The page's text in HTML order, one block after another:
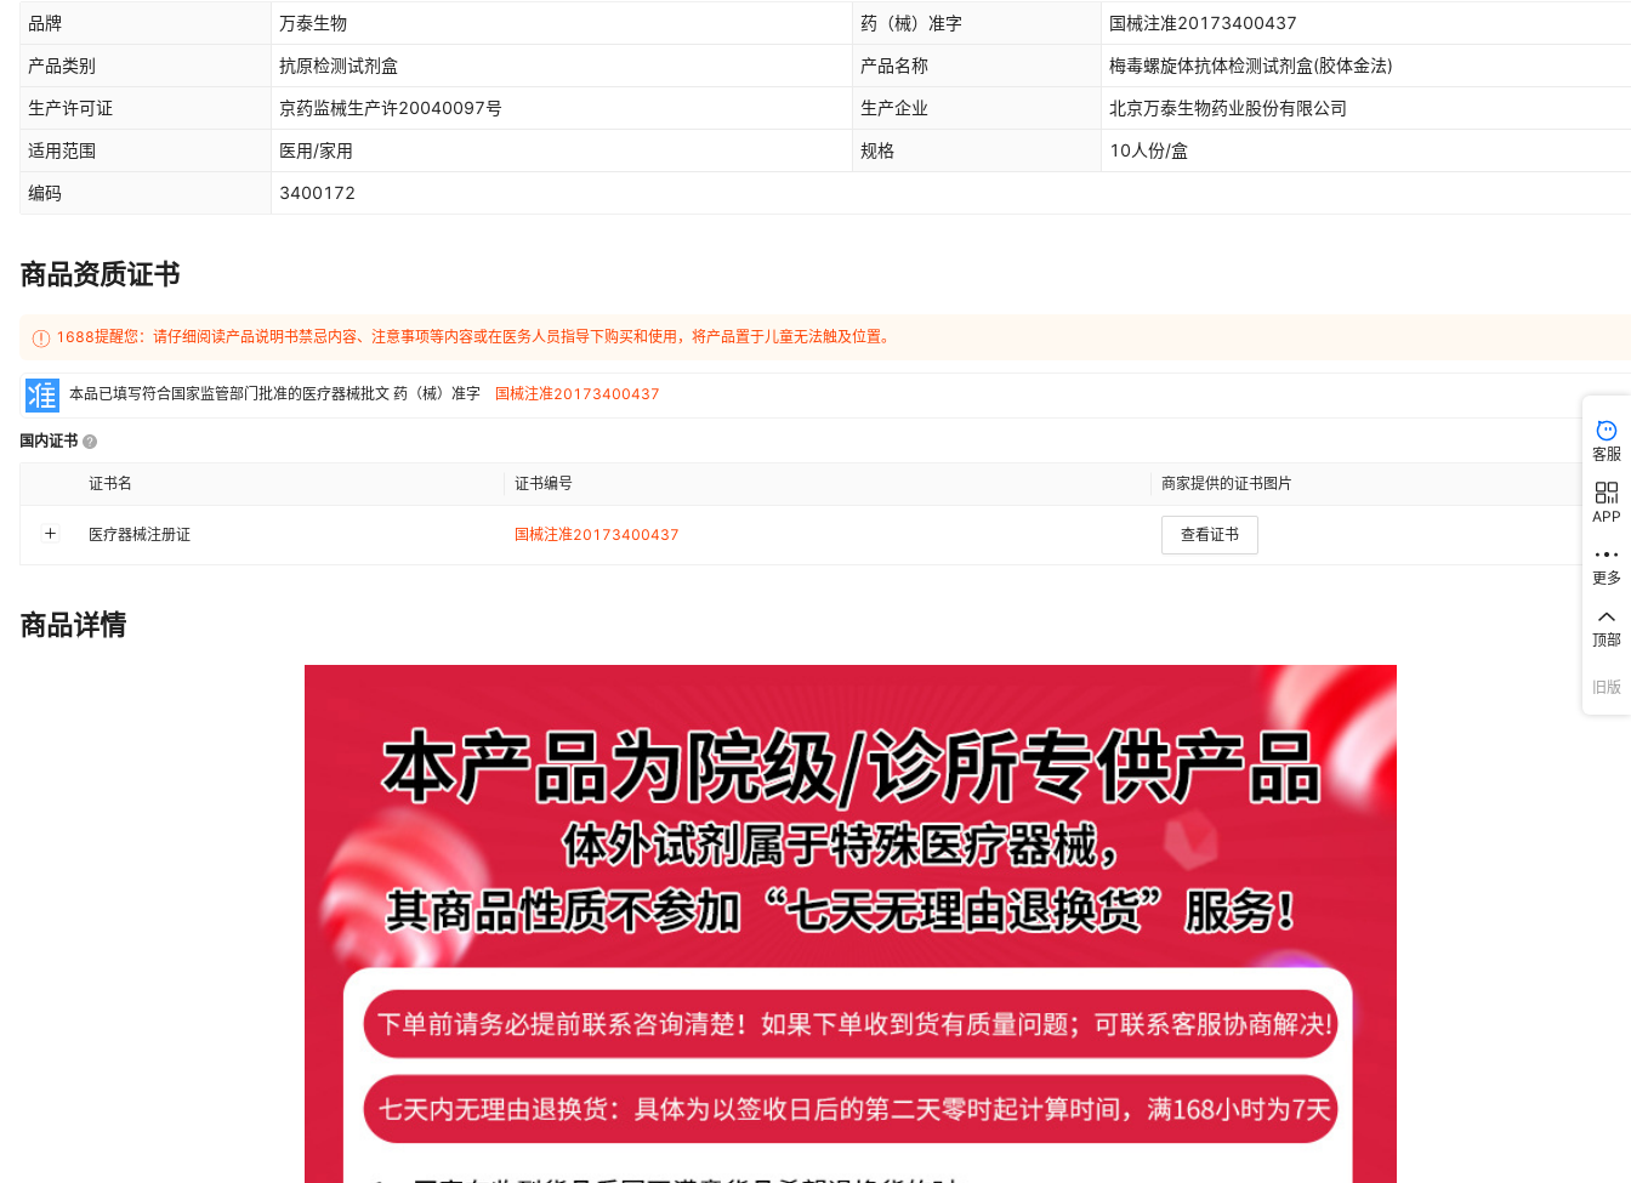
品牌 万泰生物 药（械）准字 国械注准20173400437
产品类别 抗原检测试剂盒 产品名称 梅毒螺旋体抗体检测试剂盒(胶体金法)
生产许可证 京药监械生产许20040097号 生产企业 北京万泰生物药业股份有限公司
适用范围 医用/家用 规格 10人份/盒
编码 3400172
商品资质证书
1688提醒您：请仔细阅读产品说明书禁忌内容、注意事项等内容或在医务人员指导下购买和使用，将产品置于儿童无法触及位置。
本品已填写符合国家监管部门批准的医疗器械批文 药（械）准字 国械注准20173400437
国内证书
证书名 证书编号 商家提供的证书图片
医疗器械注册证 国械注准20173400437 查看证书
商品详情
客服
APP
更多
顶部
旧版